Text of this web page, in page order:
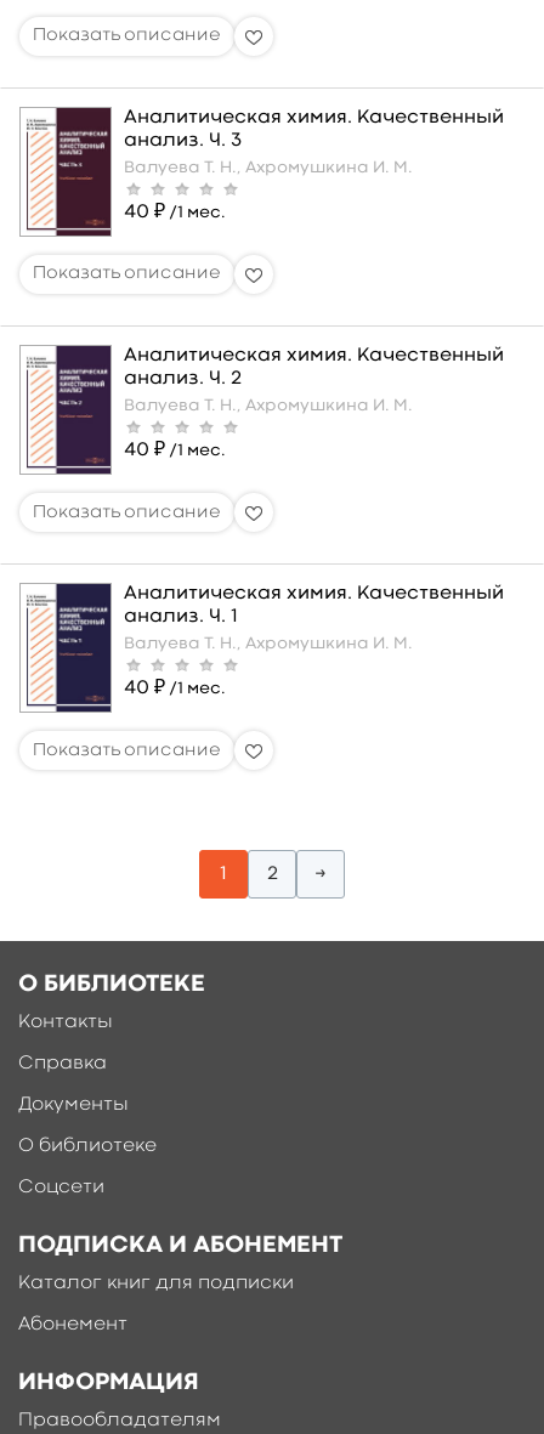
Аналитическая химия. Качественный
анализ. Ч. 3
Валуева Т. Н., Ахромушкина И. М.
40 ₽ /1 мес.
Аналитическая химия. Качественный
анализ. Ч. 2
Валуева Т. Н., Ахромушкина И. М.
40 ₽ /1 мес.
Аналитическая химия. Качественный
анализ. Ч. 1
Валуева Т. Н., Ахромушкина И. М.
40 ₽ /1 мес.
2 →
О БИБЛИОТЕКЕ
Контакты
Справка
Документы
О библиотеке
Соцсети
ПОДПИСКА И АБОНЕМЕНТ
Каталог книг для подписки
Абонемент
ИНФОРМАЦИЯ
Правообладателям